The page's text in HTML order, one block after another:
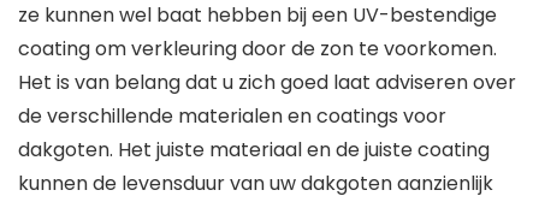
ze kunnen wel baat hebben bij een UV-bestendige
coating om verkleuring door de zon te voorkomen.
Het is van belang dat u zich goed laat adviseren over
de verschillende materialen en coatings voor
dakgoten. Het juiste materiaal en de juiste coating
kunnen de levensduur van uw dakgoten aanzienlijk